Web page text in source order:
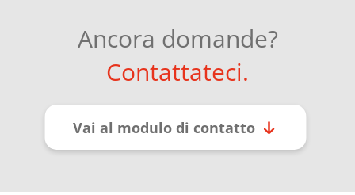
Ancora domande?
Contattateci.
Vai al modulo di contatto